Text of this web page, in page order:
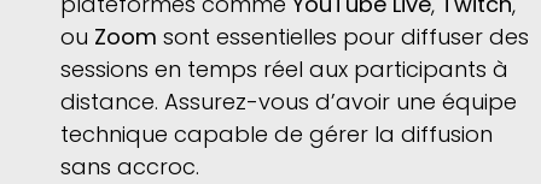
ou Zoom sont essentielles pour diffuser des
sessions en temps réel aux participants à
distance. Assurez-vous d’avoir une équipe
technique capable de gérer la diffusion
sans accroc.